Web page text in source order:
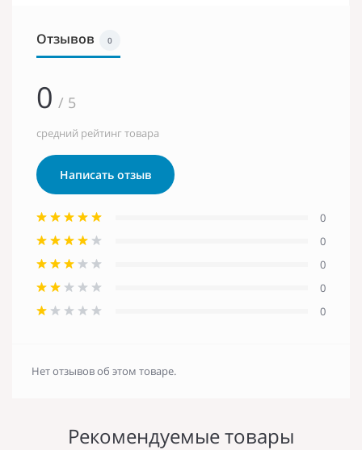
Отзывов 0
0 / 5
средний рейтинг товара
Написать отзыв
0
0
0
0
0
Нет отзывов об этом товаре.
Рекомендуемые товары